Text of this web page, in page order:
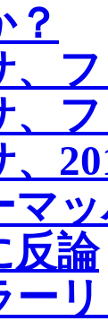
？
、
、
、
マ
反論
ー